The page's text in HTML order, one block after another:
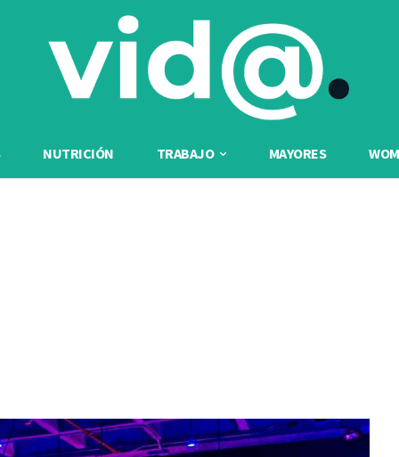
NUTRICIÓN TRABAJO MAYORES